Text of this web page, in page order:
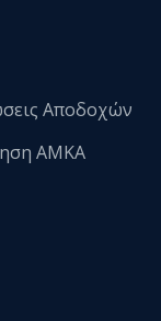
Αποδοχών
ΑΜΚΑ